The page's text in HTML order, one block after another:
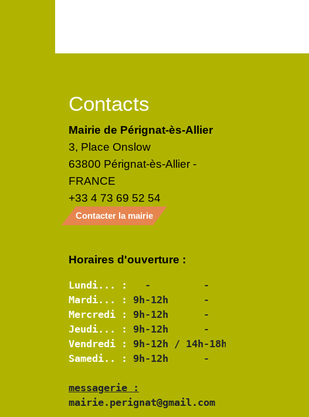
Contacts
Mairie de Pérignat-ès-Allier
3, Place Onslow
63800 Pérignat-ès-Allier -
FRANCE
+33 4 73 69 52 54
Contacter la mairie
Horaires d'ouverture :
Lundi... :
Mardi... :
Mercredi :
Jeudi... :
Vendredi :
Samedi.. :
9h-12h      -
messagerie :
mairie.perignat@gmail.com